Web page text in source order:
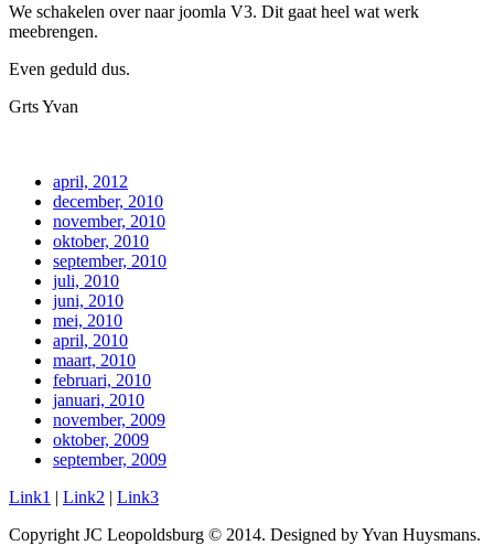
We schakelen over naar joomla V3. Dit gaat heel wat werk
meebrengen.
Even geduld dus.
Grts Yvan
april, 2012
december, 2010
november, 2010
oktober, 2010
september, 2010
juli, 2010
juni, 2010
mei, 2010
april, 2010
maart, 2010
februari, 2010
januari, 2010
november, 2009
oktober, 2009
september, 2009
Link1 | Link2 | Link3
Copyright JC Leopoldsburg © 2014. Designed by Yvan Huysmans.